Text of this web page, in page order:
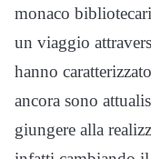
monaco
un viaggio
hanno
ancora sono
giungere alla